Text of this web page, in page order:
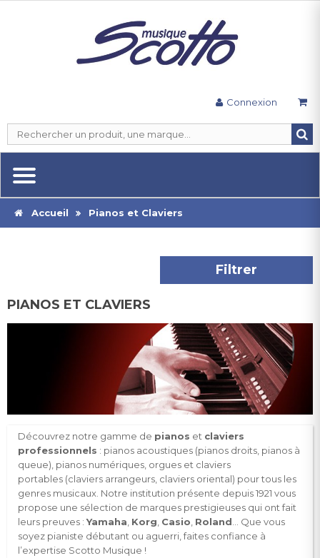
Connexion
Accueil Pianos et Claviers
Filtrer
PIANOS ET CLAVIERS
Découvrez notre gamme de pianos et claviers
professionnels : pianos acoustiques (pianos droits, pianos à
queue), pianos numériques orgues et claviers
portables (claviers arrangeurs , claviers oriental) pour tous les
genres musicaux. Notre institution présente depuis 1921 vous
propose une sélection de marques prestigieuses qui ont fait
leurs preuves :Yamaha Korg Casio Roland ... Que vous
soyez pianiste débutant ou aguerri, faites confiance à
l’expertise Scotto Musique !